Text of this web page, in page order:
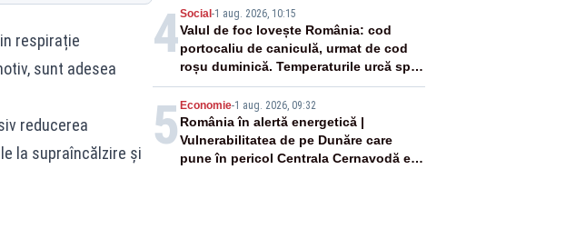
respirație
sunt adesea
reducerea
la supraîncălzire și
4Social -1 aug. 2026, 10:15
Valul de foc lovește România: cod
portocaliu de caniculă, urmat de cod
roșu duminică. Temperaturile urcă spre
40°C
5 Economie-1 aug. 2026, 09:32
România în alertă energetică |
Vulnerabilitatea de pe Dunăre care
pune în pericol Centrala Cernavodă era